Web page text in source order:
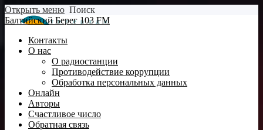
Открыть меню Поиск
Балтийский Берег 103 FM
Контакты
О нас
О радиостанции
Противодействие коррупции
Обработка персональных данных
Онлайн
Авторы
Счастливое число
Обратная связь